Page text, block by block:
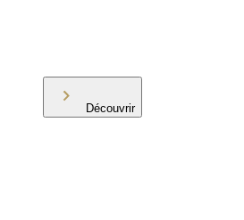
Découvrir